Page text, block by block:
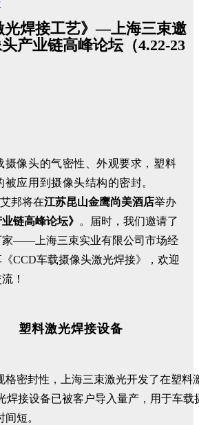
光焊接工艺》—上海三束邀
产业链高峰论坛（4.22-23
摄像头的气密性、外观要求，塑料
被应用到摄像头结构的密封。
艾邦将在江苏昆山金鹰尚美酒店举办
链高峰论坛》 。届时， 我们邀请了
——上海三束实业有限公司市场经
CCD车载摄像头激光焊接》，欢迎
！
塑料激光焊接设备
格密封性，上海三束激光开发了在塑料
焊接设备已被客户导入量产，用于车载
短。